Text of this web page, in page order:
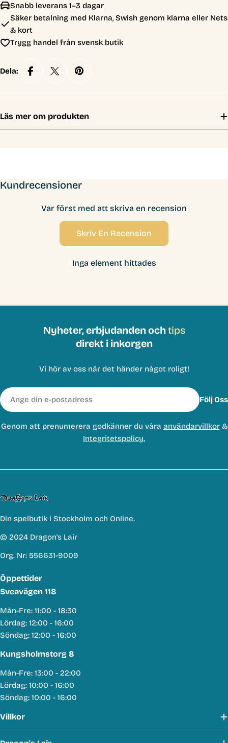
Snabb leverans 1–3 dagar
Säker betalning med Klarna, Swish genom klarna eller Nets
& kort
Trygg handel från svensk butik
Dela:
Läs mer om produkten
Kundrecensioner
Var först med att skriva en recension
Skriv En Recension
Inga element hittades
Nyheter, erbjudanden ochtips
direkt i inkorgen
Vi hör av oss när det händer något roligt!
E-
post
Följ Oss
Genom att prenumerera godkänner du våra användarvillkor&
Integritetspolicy.
Din spelbutik i Stockholm och Online.
© 2024 Dragon's Lair
Org. Nr: 556631-9009
Öppettider
Sveavägen 118
Mån-Fre: 11:00 - 18:30
Lördag: 12:00 - 16:00
Söndag: 12:00 - 16:00
Kungsholmstorg 8
Mån-Fre: 13:00 - 22:00
Lördag: 10:00 - 16:00
Söndag: 10:00 - 16:00
Villkor